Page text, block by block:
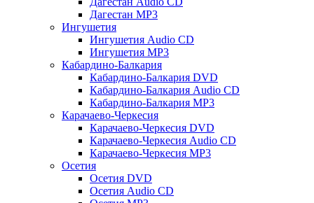
Дагестан MP3
Ингушетия
Ингушетия Audio CD
Ингушетия MP3
Кабардино-Балкария
Кабардино-Балкария DVD
Кабардино-Балкария Audio CD
Кабардино-Балкария MP3
Карачаево-Черкесия
Карачаево-Черкесия DVD
Карачаево-Черкесия Audio CD
Карачаево-Черкесия MP3
Осетия
Осетия DVD
Осетия Audio CD